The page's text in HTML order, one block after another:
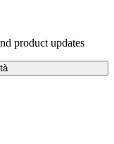
product updates